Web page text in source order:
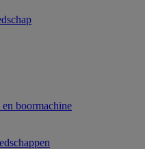
en boormachine